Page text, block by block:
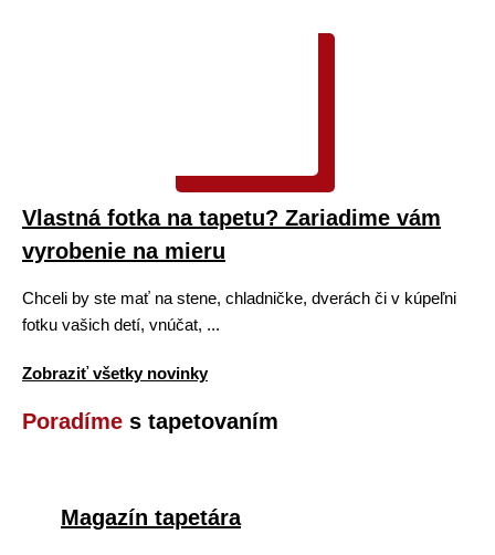
Vlastná fotka na tapetu? Zariadime vám
vyrobenie na mieru
Chceli by ste mať na stene, chladničke, dverách či v kúpeľni
fotku vašich detí, vnúčat, ...
Zobraziť všetky novinky
Poradíme s tapetovaním
Magazín tapetára